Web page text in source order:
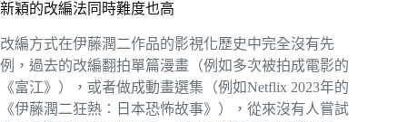
新穎的改編法同時難度也高
改編方式在伊藤潤二作品的影視化歷史中完全沒有先
例，過去的改編翻拍單篇漫畫（例如多次被拍成電影的
《富江》），或者做成動畫選集（例如Netflix 2023年的
《伊藤潤二狂熱：日本恐怖故事》），從來沒有人嘗試